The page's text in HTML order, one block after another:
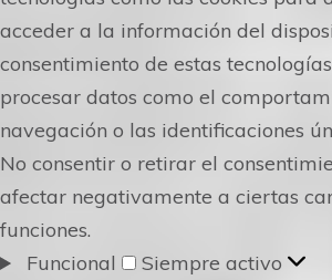
acceder a la información del
consentimiento de estas
procesar datos como el
navegación o las identificaciones
No consentir o retirar el
afectar negativamente a ciertas
funciones.
Funcional
Funcional
Siempre activo